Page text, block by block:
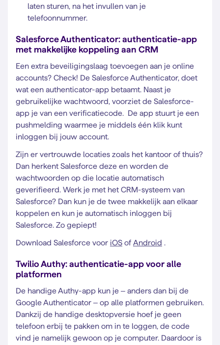
laten sturen, na het invullen van je
telefoonnummer.
Salesforce Authenticator: authenticatie-app
met makkelijke koppeling aan CRM
Een extra beveiligingslaag toevoegen aan je online
accounts? Check! De Salesforce Authenticator, doet
wat een authenticator-app betaamt. Naast je
gebruikelijke wachtwoord, voorziet de Salesforce-
app je van een verificatiecode. De app stuurt je een
pushmelding waarmee je middels één klik kunt
inloggen bij jouw account.
Zijn er vertrouwde locaties zoals het kantoor of thuis?
Dan herkent Salesforce deze en worden de
wachtwoorden op die locatie automatisch
geverifieerd. Werk je met het CRM-systeem van
Salesforce? Dan kun je de twee makkelijk aan elkaar
koppelen en kun je automatisch inloggen bij
Salesforce. Zo gepiept!
Download Salesforce voor iOS of Android .
Twilio Authy: authenticatie-app voor alle
platformen
De handige Authy-app kun je – anders dan bij de
Google Authenticator – op alle platformen gebruiken.
Dankzij de handige desktopversie hoef je geen
telefoon erbij te pakken om in te loggen, de code
vind je namelijk gewoon op je computer. Daardoor is